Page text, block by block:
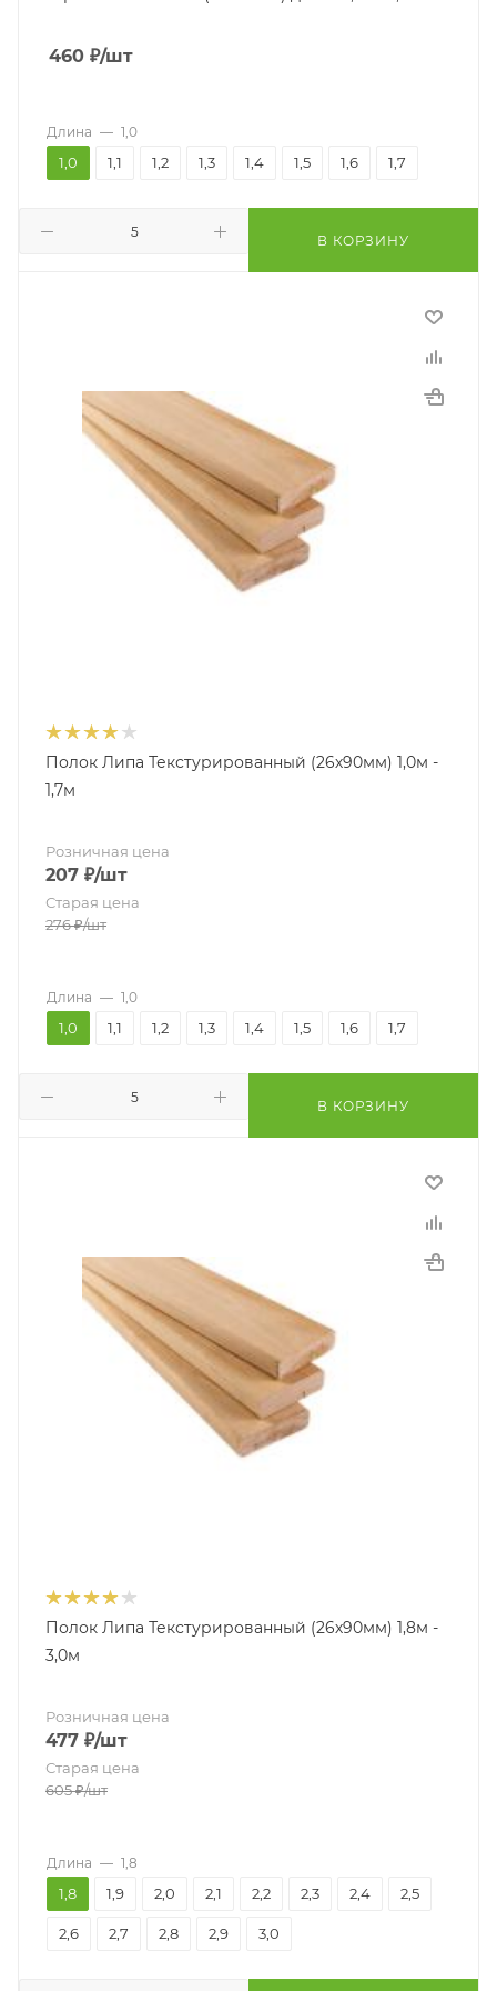
460 ₽/шт
В КОРЗИНУ
Длина — 1,0
1,0 1,1 1,2 1,3 1,4 1,5 1,6 1,7
Полок Липа Текстурированный (26х90мм) 1,0м -
1,7м
Розничная цена
207 ₽/шт
Старая цена
276₽/шт
В КОРЗИНУ
Длина — 1,0
1,0 1,1 1,2 1,3 1,4 1,5 1,6 1,7
Полок Липа Текстурированный (26х90мм) 1,8м -
3,0м
Розничная цена
477 ₽/шт
Старая цена
605₽/шт
Длина — 1,8
1,8 1,9 2,0 2,1 2,2 2,3 2,4 2,5
2,6 2,7 2,8 2,9 3,0